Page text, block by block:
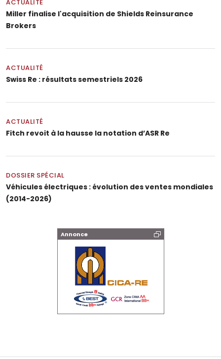
ACTUALITÉ
Miller finalise l'acquisition de Shields Reinsurance
Brokers
ACTUALITÉ
Swiss Re : résultats semestriels 2026
ACTUALITÉ
Fitch revoit à la hausse la notation d’ASR Re
DOSSIER SPÉCIAL
Véhicules électriques : évolution des ventes mondiales
(2014-2026)
Annonce